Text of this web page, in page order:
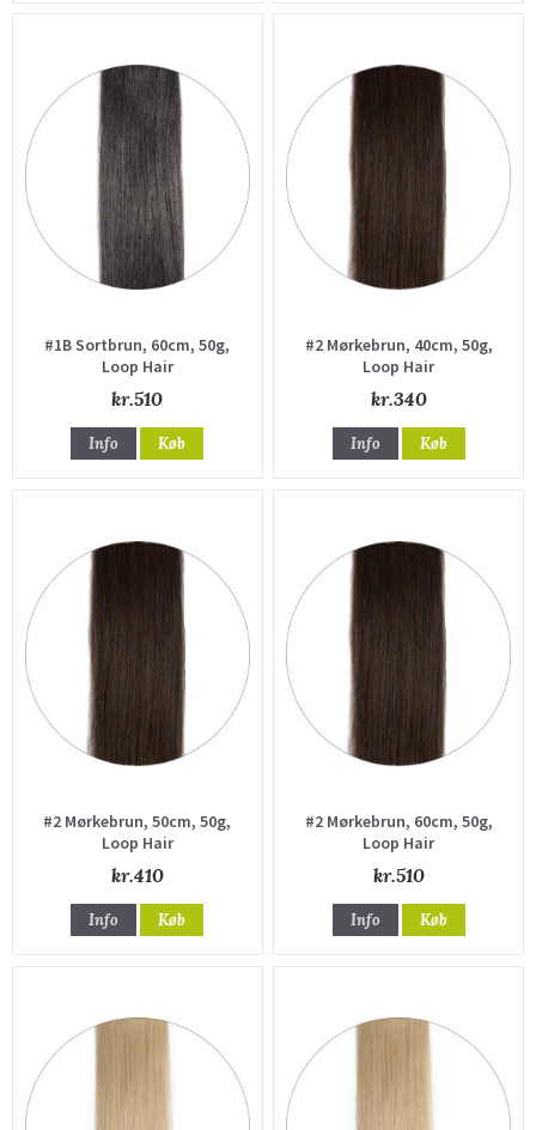
#1B Sortbrun, 60cm, 50g,
Loop Hair
kr.510
Info Køb
#2 Mørkebrun, 40cm, 50g,
Loop Hair
kr.340
Info Køb
#2 Mørkebrun, 50cm, 50g,
Loop Hair
kr.410
Info Køb
#2 Mørkebrun, 60cm, 50g,
Loop Hair
kr.510
Info Køb